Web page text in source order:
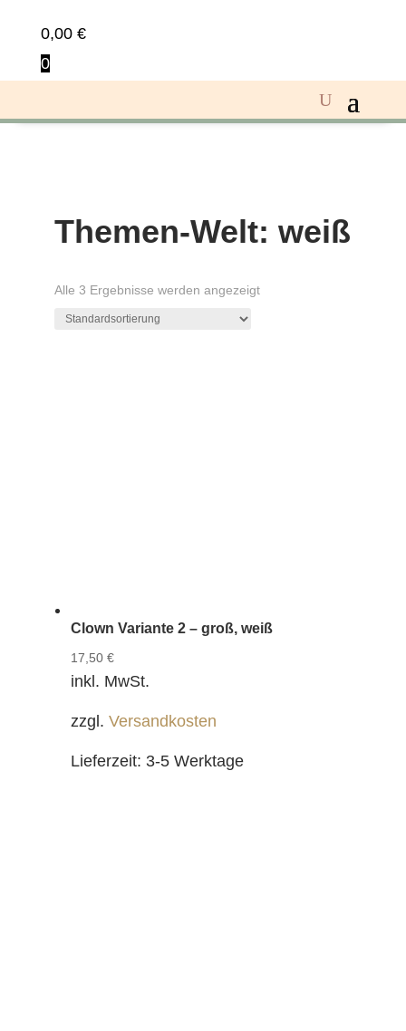
0,00 €
0
Themen-Welt: weiß
Alle 3 Ergebnisse werden angezeigt
Clown Variante 2 – groß, weiß
17,50 €
inkl. MwSt.
zzgl. Versandkosten
Lieferzeit: 3-5 Werktage